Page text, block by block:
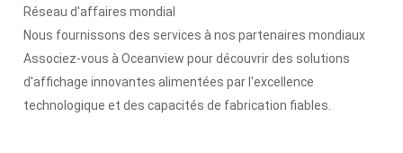
Réseau d'affaires mondial
Nous fournissons des services à nos partenaires mondiaux
Associez-vous à Oceanview pour découvrir des solutions
d'affichage innovantes alimentées par l'excellence
technologique et des capacités de fabrication fiables.